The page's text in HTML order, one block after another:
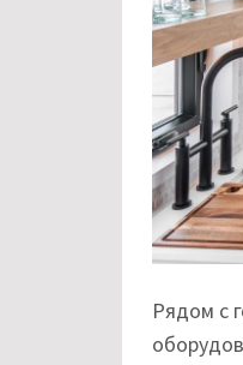
Рядом с